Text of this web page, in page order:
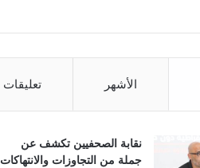
الأشهر تعليقات
نقابة الصحفيين تكشف عن
جملة من التجاوزات والانتهاكات